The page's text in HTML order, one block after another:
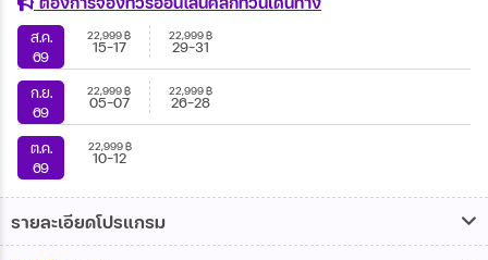
ส.ค.
69
22,999฿
15-17
22,999฿
29-31
ก.ย.
69
22,999฿
05-07
22,999฿
26-28
ต.ค.
69
22,999฿
10-12
รายละเอียดโปรแกรม